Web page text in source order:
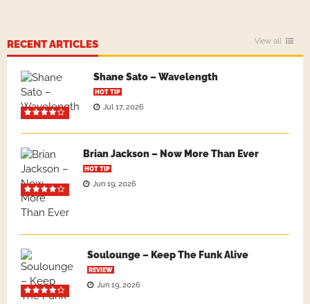
RECENT ARTICLES View all
Shane Sato – Wavelength
HOT TIP
Jul 17, 2026
Brian Jackson – Now More Than Ever
HOT TIP
Jun 19, 2026
Soulounge – Keep The Funk Alive
REVIEW
Jun 19, 2026